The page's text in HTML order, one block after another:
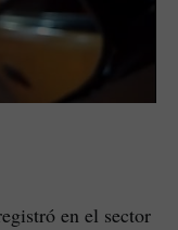
en el sector